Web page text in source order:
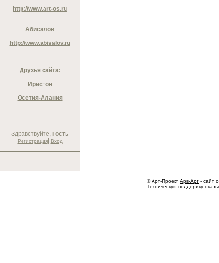
http://www.art-os.ru
Абисалов
http://www.abisalov.ru
Друзья сайта:
Иристон
Осетия-Алания
Здравствуйте, Гость
Регистрация| Вход
© Арт-Проект Арв-Арт - сайт
Техническую поддержку